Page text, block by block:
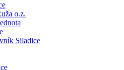
o.z.
Siladice